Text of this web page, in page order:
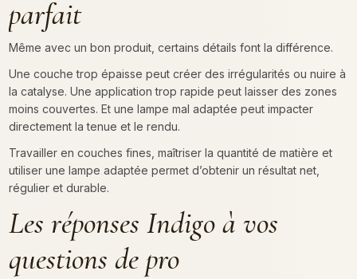
parfait
Même avec un bon produit, certains détails font la différence.
Une couche trop épaisse peut créer des irrégularités ou nuire à
la catalyse. Une application trop rapide peut laisser des zones
moins couvertes. Et une lampe mal adaptée peut impacter
directement la tenue et le rendu.
Travailler en couches fines, maîtriser la quantité de matière et
utiliser une lampe adaptée permet d’obtenir un résultat net,
régulier et durable.
Les réponses Indigo à vos
questions de pro